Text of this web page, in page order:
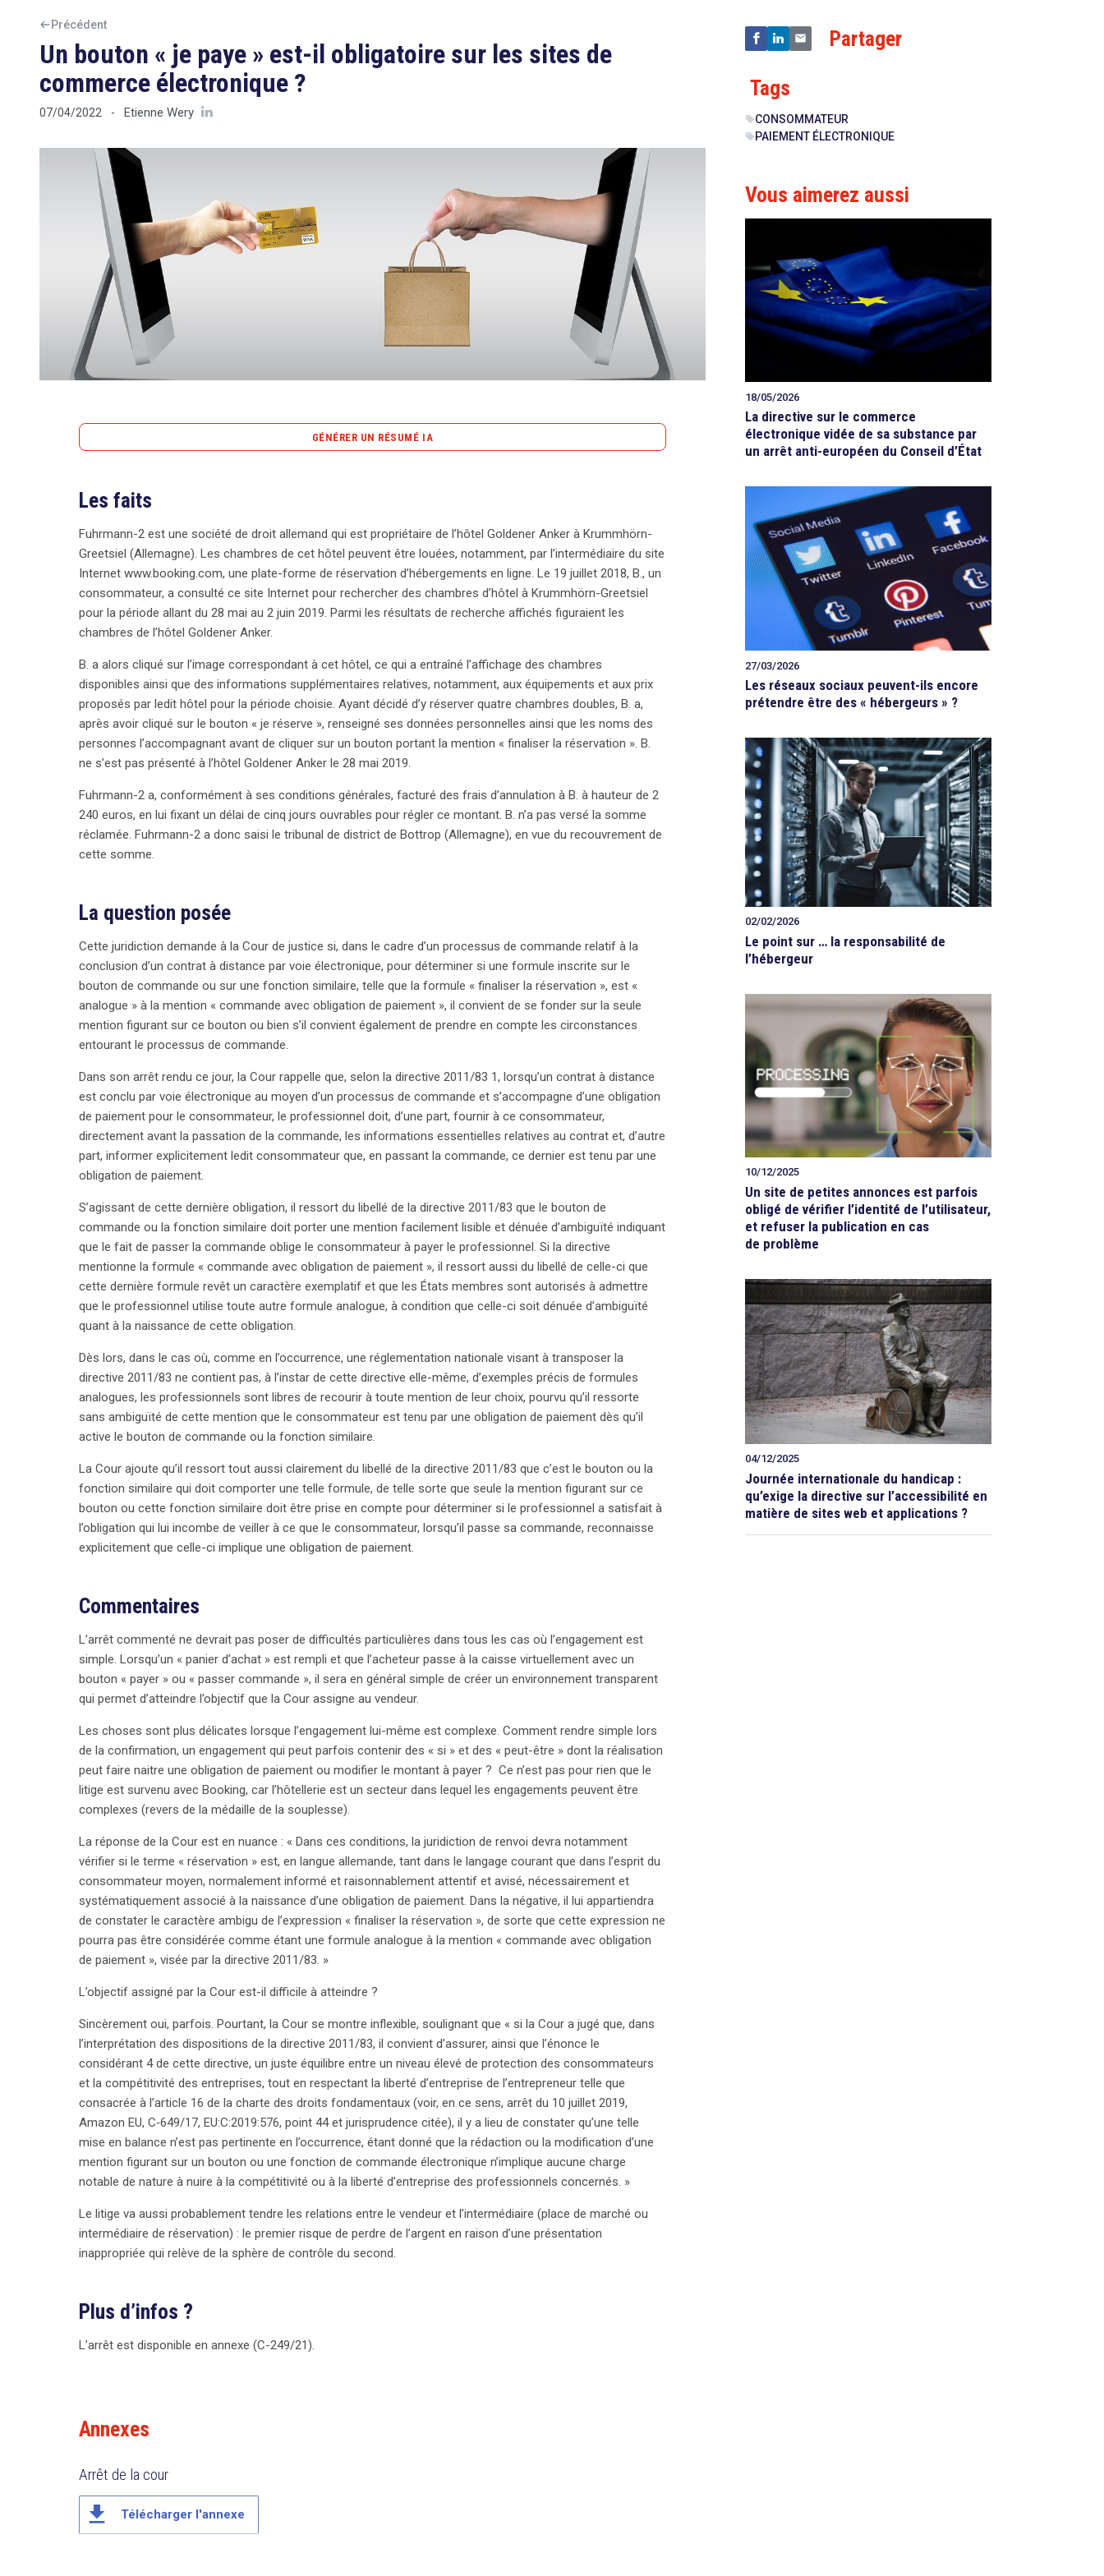
Précédent
Un bouton « je paye » est-il obligatoire sur les sites de
commerce électronique ?
07/04/2022 - Etienne Wery
GÉNÉRER UN RÉSUMÉ IA
La récente décision de la Cour de justice de l’Union européenne (CJUE) a des implications
plateformes comme Booking.com. Au cœur du débat se trouve un litige entre Fuhrmann-2,
propriétaire de l’hôtel Goldener Anker en Allemagne, et un consommateur, B., qui avait réservé des
chambres pour un séjour en mai 2019, mais n’est pas venu. En conséquence, l’hôtel a exigé des frais
d’annulation de 2 240 euros. La question posée à la CJUE concernait la clarté des termes utilisés sur
les boutons de commande. La Cour a stipulé que, pour être considérés comme équivalents à une
mention « commande avec obligation de paiement », ces termes doivent être clairs et sans ambiguïté.
obligation de paiement. La CJUE a également précisé qu’il était essentiel de se concentrer uniquement
sur la mention du bouton, indépendamment des autres informations fournies lors du processus de
commande. Cette décision souligne le besoin d’une transparence accrue dans les engagements pris
par les consommateurs, tout en indiquant que l’ambiguïté dans le langage peut nuire à la validité des
réservations. Les professionnels sont donc invités à revoir leurs pratiques pour garantir une
compréhension claire des obligations financières des consommateurs, afin d’éviter des litiges
similaires à l’avenir.
Les faits
Fuhrmann-2 est une société de droit allemand qui est propriétaire de l’hôtel Goldener Anker à Krummhörn-
Greetsiel (Allemagne). Les chambres de cet hôtel peuvent être louées, notamment, par l’intermédiaire du site
Internet www.booking.com, une plate-forme de réservation d’hébergements en ligne. Le 19 juillet 2018, B., un
consommateur, a consulté ce site Internet pour rechercher des chambres d’hôtel à Krummhörn-Greetsiel
pour la période allant du 28 mai au 2 juin 2019. Parmi les résultats de recherche affichés figuraient les
chambres de l’hôtel Goldener Anker.
B. a alors cliqué sur l’image correspondant à cet hôtel, ce qui a entraîné l’affichage des chambres
disponibles ainsi que des informations supplémentaires relatives, notamment, aux équipements et aux prix
proposés par ledit hôtel pour la période choisie. Ayant décidé d’y réserver quatre chambres doubles, B. a,
après avoir cliqué sur le bouton « je réserve », renseigné ses données personnelles ainsi que les noms des
personnes l’accompagnant avant de cliquer sur un bouton portant la mention « finaliser la réservation ». B.
ne s’est pas présenté à l’hôtel Goldener Anker le 28 mai 2019.
Fuhrmann-2 a, conformément à ses conditions générales, facturé des frais d’annulation à B. à hauteur de 2
240 euros, en lui fixant un délai de cinq jours ouvrables pour régler ce montant. B. n’a pas versé la somme
réclamée. Fuhrmann-2 a donc saisi le tribunal de district de Bottrop (Allemagne), en vue du recouvrement de
cette somme.
La question posée
Cette juridiction demande à la Cour de justice si, dans le cadre d’un processus de commande relatif à la
conclusion d’un contrat à distance par voie électronique, pour déterminer si une formule inscrite sur le
bouton de commande ou sur une fonction similaire, telle que la formule « finaliser la réservation », est «
analogue » à la mention « commande avec obligation de paiement », il convient de se fonder sur la seule
mention figurant sur ce bouton ou bien s’il convient également de prendre en compte les circonstances
entourant le processus de commande.
Dans son arrêt rendu ce jour, la Cour rappelle que, selon la directive 2011/83 1, lorsqu’un contrat à distance
est conclu par voie électronique au moyen d’un processus de commande et s’accompagne d’une obligation
de paiement pour le consommateur, le professionnel doit, d’une part, fournir à ce consommateur,
directement avant la passation de la commande, les informations essentielles relatives au contrat et, d’autre
part, informer explicitement ledit consommateur que, en passant la commande, ce dernier est tenu par une
obligation de paiement.
S’agissant de cette dernière obligation, il ressort du libellé de la directive 2011/83 que le bouton de
commande ou la fonction similaire doit porter une mention facilement lisible et dénuée d’ambiguïté indiquant
que le fait de passer la commande oblige le consommateur à payer le professionnel. Si la directive
mentionne la formule « commande avec obligation de paiement », il ressort aussi du libellé de celle-ci que
cette dernière formule revêt un caractère exemplatif et que les États membres sont autorisés à admettre
que le professionnel utilise toute autre formule analogue, à condition que celle-ci soit dénuée d’ambiguïté
quant à la naissance de cette obligation.
Dès lors, dans le cas où, comme en l’occurrence, une réglementation nationale visant à transposer la
directive 2011/83 ne contient pas, à l’instar de cette directive elle-même, d’exemples précis de formules
analogues, les professionnels sont libres de recourir à toute mention de leur choix, pourvu qu’il ressorte
sans ambiguïté de cette mention que le consommateur est tenu par une obligation de paiement dès qu’il
active le bouton de commande ou la fonction similaire.
La Cour ajoute qu’il ressort tout aussi clairement du libellé de la directive 2011/83 que c’est le bouton ou la
fonction similaire qui doit comporter une telle formule, de telle sorte que seule la mention figurant sur ce
bouton ou cette fonction similaire doit être prise en compte pour déterminer si le professionnel a satisfait à
l’obligation qui lui incombe de veiller à ce que le consommateur, lorsqu’il passe sa commande, reconnaisse
explicitement que celle-ci implique une obligation de paiement.
Commentaires
L’arrêt commenté ne devrait pas poser de difficultés particulières dans tous les cas où l’engagement est
simple. Lorsqu’un « panier d’achat » est rempli et que l’acheteur passe à la caisse virtuellement avec un
bouton « payer » ou « passer commande », il sera en général simple de créer un environnement transparent
qui permet d’atteindre l’objectif que la Cour assigne au vendeur.
Les choses sont plus délicates lorsque l’engagement lui-même est complexe. Comment rendre simple lors
de la confirmation, un engagement qui peut parfois contenir des « si » et des « peut-être » dont la réalisation
peut faire naitre une obligation de paiement ou modifier le montant à payer ? Ce n’est pas pour rien que le
litige est survenu avec Booking, car l’hôtellerie est un secteur dans lequel les engagements peuvent être
complexes (revers de la médaille de la souplesse).
La réponse de la Cour est en nuance : « Dans ces conditions, la juridiction de renvoi devra notamment
vérifier si le terme « réservation » est, en langue allemande, tant dans le langage courant que dans l’esprit du
consommateur moyen, normalement informé et raisonnablement attentif et avisé, nécessairement et
systématiquement associé à la naissance d’une obligation de paiement. Dans la négative, il lui appartiendra
de constater le caractère ambigu de l’expression « finaliser la réservation », de sorte que cette expression ne
pourra pas être considérée comme étant une formule analogue à la mention « commande avec obligation
de paiement », visée par la directive 2011/83. »
L’objectif assigné par la Cour est-il difficile à atteindre ?
Sincèrement oui, parfois. Pourtant, la Cour se montre inflexible, soulignant que « si la Cour a jugé que, dans
l’interprétation des dispositions de la directive 2011/83, il convient d’assurer, ainsi que l’énonce le
considérant 4 de cette directive, un juste équilibre entre un niveau élevé de protection des consommateurs
et la compétitivité des entreprises, tout en respectant la liberté d’entreprise de l’entrepreneur telle que
consacrée à l’article 16 de la charte des droits fondamentaux (voir, en ce sens, arrêt du 10 juillet 2019,
Amazon EU, C‑649/17, EU:C:2019:576, point 44 et jurisprudence citée), il y a lieu de constater qu’une telle
mise en balance n’est pas pertinente en l’occurrence, étant donné que la rédaction ou la modification d’une
mention figurant sur un bouton ou une fonction de commande électronique n’implique aucune charge
notable de nature à nuire à la compétitivité ou à la liberté d’entreprise des professionnels concernés. »
Le litige va aussi probablement tendre les relations entre le vendeur et l’intermédiaire (place de marché ou
intermédiaire de réservation) : le premier risque de perdre de l’argent en raison d’une présentation
inappropriée qui relève de la sphère de contrôle du second.
Plus d’infos ?
L’arrêt est disponible en annexe (C-249/21).
Annexes
Arrêt de la cour
file_download Télécharger l'annexe
Partager
Tags
sellCONSOMMATEUR
sellPAIEMENT ÉLECTRONIQUE
Vous aimerez aussi
18/05/2026
La directive sur le commerce
électronique vidée de sa substance par
un arrêt anti-européen du Conseil d’État
27/03/2026
Les réseaux sociaux peuvent-ils encore
prétendre être des « hébergeurs » ?
02/02/2026
Le point sur … la responsabilité de
l’hébergeur
10/12/2025
Un site de petites annonces est parfois
obligé de vérifier l’identité de l’utilisateur,
et refuser la publication en cas
de problème
04/12/2025
Journée internationale du handicap :
qu’exige la directive sur l’accessibilité en
matière de sites web et applications ?
search